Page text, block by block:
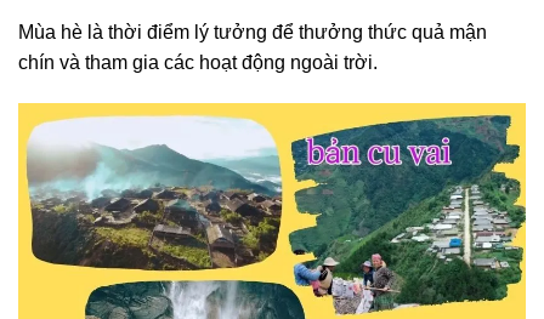
Mùa hè là thời điểm lý tưởng để thưởng thức quả mận
chín và tham gia các hoạt động ngoài trời.